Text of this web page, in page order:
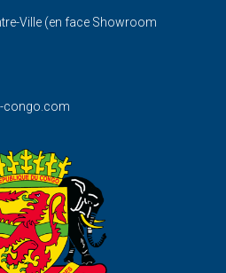
Ville (en face Showroom
congo.com